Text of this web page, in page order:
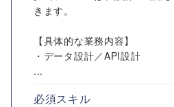
きます。
【具体的な業務内容】
・データ設計／API設計
...
必須スキル